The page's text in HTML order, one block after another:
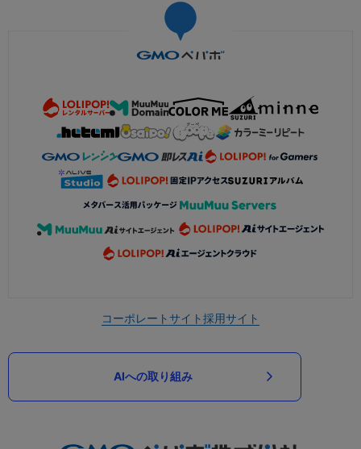
コーポレートサイト採用サイト
AIへの取り組み